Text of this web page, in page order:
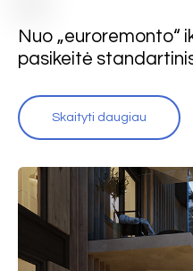
Nuo „euroremonto“
pasikeitė
Skaityti daugiau